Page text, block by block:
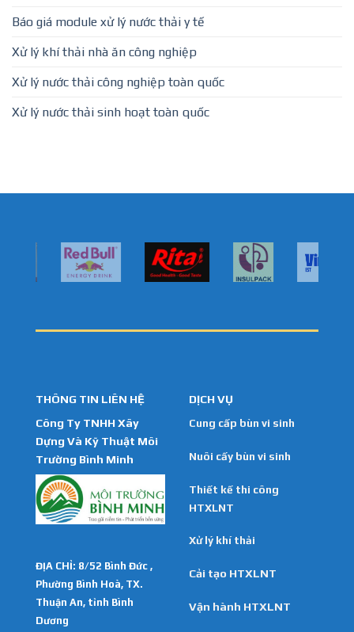
Báo giá module xử lý nước thải y tế
Xử lý khí thải nhà ăn công nghiệp
Xử lý nước thải công nghiệp toàn quốc
Xử lý nước thải sinh hoạt toàn quốc
THÔNG TIN LIÊN HỆ
Công Ty TNHH Xây
Dựng Và Kỹ Thuật Môi
Trường Bình Minh
ĐỊA CHỈ: 8/52 Bình Đức ,
Phường Bình Hoà, TX.
Thuận An, tỉnh Bình
Dương
DỊCH VỤ
Cung cấp bùn vi sinh
Nuôi cấy bùn vi sinh
Thiết kế thi công
HTXLNT
Xử lý khí thải
Cải tạo HTXLNT
Vận hành HTXLNT